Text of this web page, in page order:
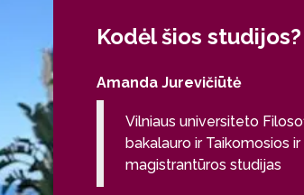
Kodėl šios studijos?
Amanda Jurevičiūtė
Vilniaus universiteto
bakalauro ir Taikomosios
magistrantūros studijas